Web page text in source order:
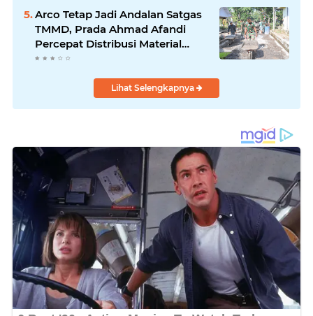
Arco Tetap Jadi Andalan Satgas
TMMD, Prada Ahmad Afandi
Percepat Distribusi Material
Pengecoran
Lihat Selengkapnya